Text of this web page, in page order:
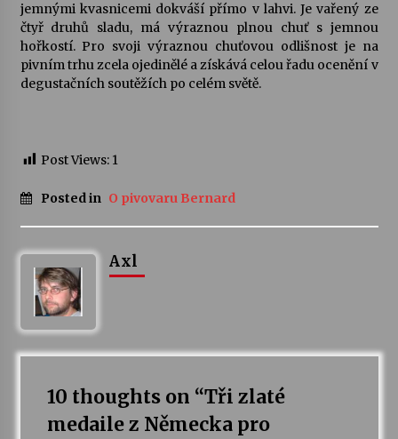
Petr Adamec – Malovaný svět
30. 6. 2026
jemnými kvasnicemi dokváší přímo v lahvi. Je vařený ze
čtyř druhů sladu, má výraznou plnou chuť s jemnou
hořkostí. Pro svoji výraznou chuťovou odlišnost je na
pivním trhu zcela ojedinělé a získává celou řadu ocenění v
degustačních soutěžích po celém světě.
Post Views: 1
Posted in O pivovaru Bernard
Axl
10 thoughts on “Tři zlaté
medaile z Německa pro